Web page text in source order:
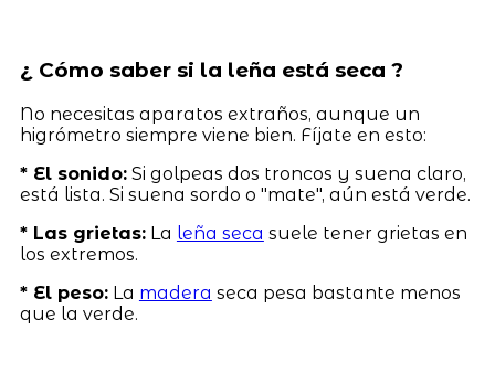
¿ Cómo saber si la leña está seca ?
No necesitas aparatos extraños, aunque un
higrómetro siempre viene bien. Fíjate en esto:
* El sonido:Si golpeas dos troncos y suena claro,
está lista. Si suena sordo o "mate", aún está verde.
* Las grietas:La leña seca suele tener grietas en
los extremos.
* El peso:La madera seca pesa bastante menos
que la verde.